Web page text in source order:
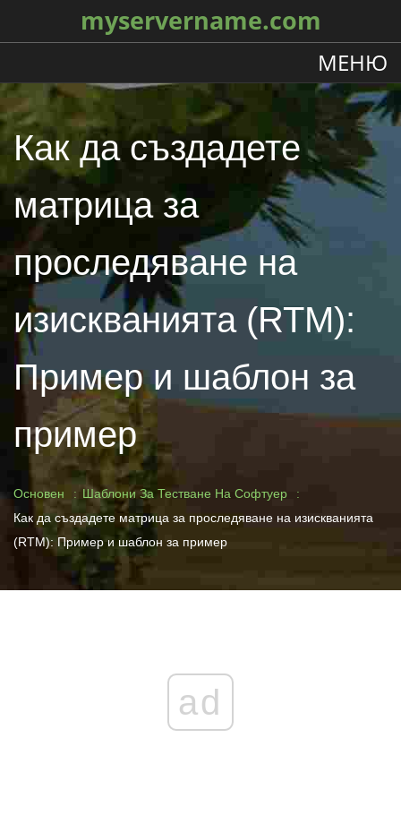
myservername.com
МЕНЮ
Как да създадете
матрица за
проследяване на
изискванията (RTM):
Пример и шаблон за
пример
Основен
Шаблони За Тестване На Софтуер
Как да създадете матрица за проследяване на изискванията
(RTM): Пример и шаблон за пример
ad